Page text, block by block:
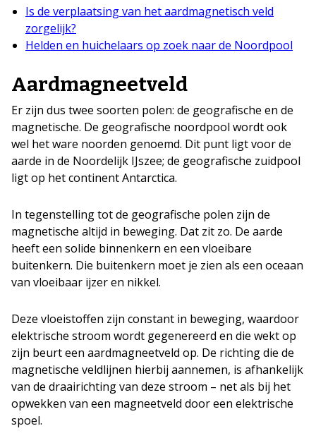
Is de verplaatsing van het aardmagnetisch veld
zorgelijk?
Helden en huichelaars op zoek naar de Noordpool
Aardmagneetveld
Er zijn dus twee soorten polen: de geografische en de
magnetische. De geografische noordpool wordt ook
wel het ware noorden genoemd. Dit punt ligt voor de
aarde in de Noordelijk IJszee; de geografische zuidpool
ligt op het continent Antarctica.
In tegenstelling tot de geografische polen zijn de
magnetische altijd in beweging. Dat zit zo. De aarde
heeft een solide binnenkern en een vloeibare
buitenkern. Die buitenkern moet je zien als een oceaan
van vloeibaar ijzer en nikkel.
Deze vloeistoffen zijn constant in beweging, waardoor
elektrische stroom wordt gegenereerd en die wekt op
zijn beurt een aardmagneetveld op. De richting die de
magnetische veldlijnen hierbij aannemen, is afhankelijk
van de draairichting van deze stroom – net als bij het
opwekken van een magneetveld door een elektrische
spoel.